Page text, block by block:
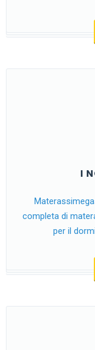
I
completa di
per il